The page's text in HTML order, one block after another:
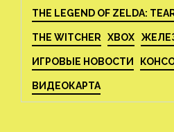
THE LEGEND OF ZELDA:
THE WITCHER XBOX
ИГРОВЫЕ НОВОСТИ
ВИДЕОКАРТА